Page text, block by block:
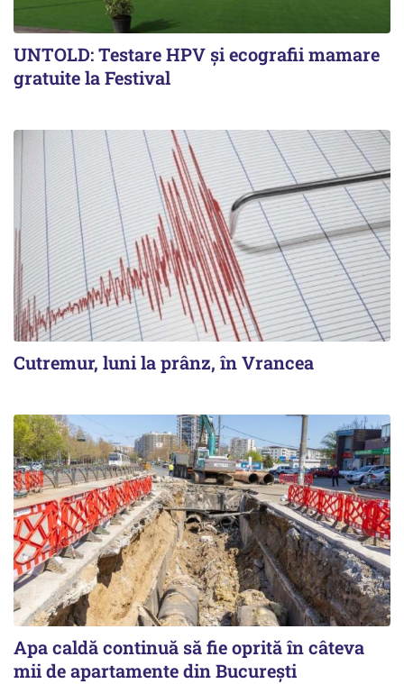
UNTOLD: Testare HPV și ecografii mamare
gratuite la Festival
Cutremur, luni la prânz, în Vrancea
Apa caldă continuă să fie oprită în câteva
mii de apartamente din București